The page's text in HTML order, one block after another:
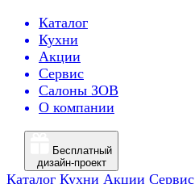
Каталог
Кухни
Акции
Сервис
Салоны ЗОВ
О компании
Бесплатный
дизайн-проект
Каталог Кухни Акции Сервис